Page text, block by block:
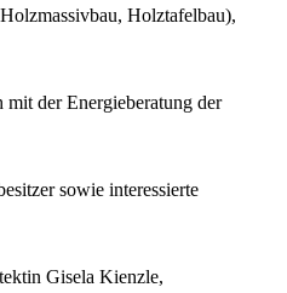
Holztafelbau),
der Energieberatung der
sowie interessierte
Gisela Kienzle,